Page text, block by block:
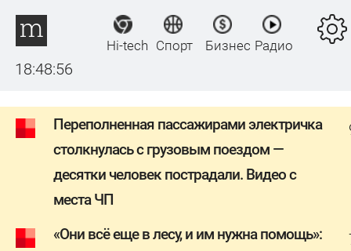
18:48:57
Hi-tech Спорт Бизнес Радио
Переполненная пассажирами электричка
столкнулась с грузовым поездом —
десятки человек пострадали. Видео с
места ЧП
«Они всё еще в лесу, и им нужна помощь»: